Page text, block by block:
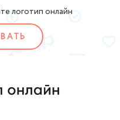
логотип онлайн